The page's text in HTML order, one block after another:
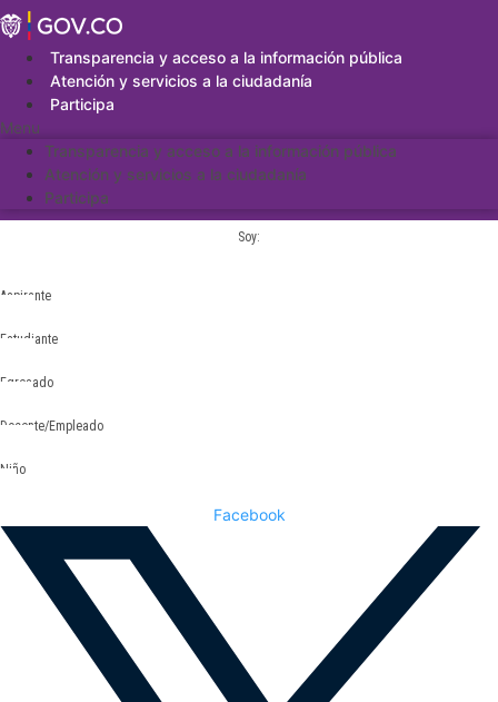
Saltar
al
contenidoTransparencia y acceso a la información pública
Atención y servicios a la ciudadanía
Participa
Menu
Transparencia y acceso a la información pública
Atención y servicios a la ciudadanía
Participa
Soy:
Aspirante
Estudiante
Egresado
Docente/Empleado
Niño
Facebook